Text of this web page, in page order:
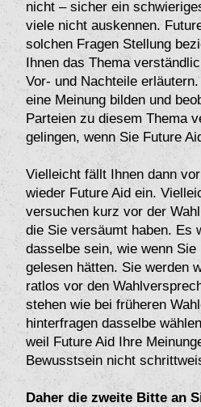
nicht – sicher ein
viele nicht auskennen.
solchen Fragen Stellung
Ihnen das Thema
Vor- und Nachteile
eine Meinung bilden und
Parteien zu diesem Thema
gelingen, wenn Sie Future
Vielleicht fällt Ihnen dann
wieder Future Aid ein.
versuchen kurz vor der
die Sie versäumt haben. Es
dasselbe sein, wie wenn
gelesen hätten. Sie werden
ratlos vor den
stehen wie bei früheren
hinterfragen dasselbe
weil Future Aid Ihre
Bewusstsein nicht
Daher die zweite Bitte an